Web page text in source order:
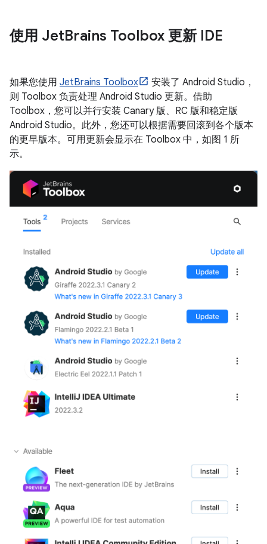
使用 JetBrains Toolbox 更新 IDE
如果您使用 JetBrains Toolbox
安装了 Android Studio，
则 Toolbox 负责处理 Android Studio 更新。借助
Toolbox，您可以并行安装 Canary 版、RC 版和稳定版
Android Studio。此外，您还可以根据需要回滚到各个版本
的更早版本。可用更新会显示在 Toolbox 中，如图 1 所
示。